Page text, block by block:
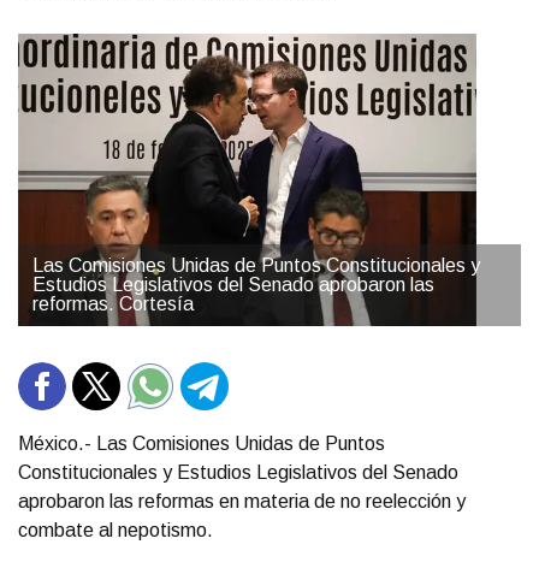
Las Comisiones Unidas de Puntos Constitucionales y
Estudios Legislativos del Senado aprobaron las
reformas. Cortesía
México.- Las Comisiones Unidas de Puntos
Constitucionales y Estudios Legislativos del Senado
aprobaron las reformas en materia de no reelección y
combate al nepotismo.